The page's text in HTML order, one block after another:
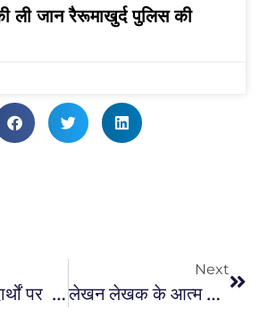
ली जान रैरूमाखुर्द पुलिस की
अवैध मादक पदार्थों पर रायगढ़ पुलिस की ताबड़तोड़ कार्रवाई…
Next
लेखन लेखक के आत्म संतुष्टि का विषय ओ.पी. चौधरी…